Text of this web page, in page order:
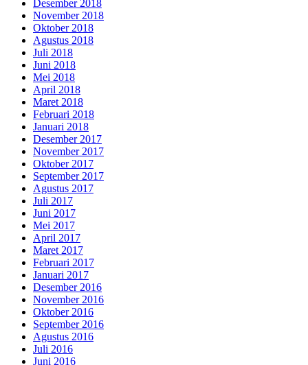
Desember 2018
November 2018
Oktober 2018
Agustus 2018
Juli 2018
Juni 2018
Mei 2018
April 2018
Maret 2018
Februari 2018
Januari 2018
Desember 2017
November 2017
Oktober 2017
September 2017
Agustus 2017
Juli 2017
Juni 2017
Mei 2017
April 2017
Maret 2017
Februari 2017
Januari 2017
Desember 2016
November 2016
Oktober 2016
September 2016
Agustus 2016
Juli 2016
Juni 2016